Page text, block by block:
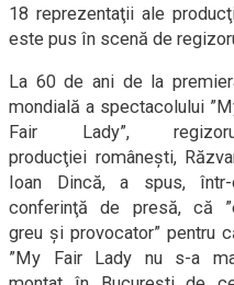
18 reprezentaţii ale
este pus în scenă de
La 60 de ani de la
mondială a spectacolului
Fair Lady”,
producţiei româneşti,
Ioan Dincă, a spus, într-
conferinţă de presă, că
greu şi provocator” pentru
”My Fair Lady nu s-a